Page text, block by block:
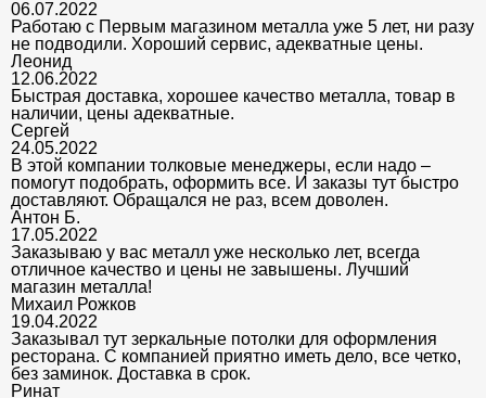
06.07.2022
Работаю с Первым магазином металла уже 5 лет, ни разу
не подводили. Хороший сервис, адекватные цены.
Леонид
12.06.2022
Быстрая доставка, хорошее качество металла, товар в
наличии, цены адекватные.
Сергей
24.05.2022
В этой компании толковые менеджеры, если надо –
помогут подобрать, оформить все. И заказы тут быстро
доставляют. Обращался не раз, всем доволен.
Антон Б.
17.05.2022
Заказываю у вас металл уже несколько лет, всегда
отличное качество и цены не завышены. Лучший
магазин металла!
Михаил Рожков
19.04.2022
Заказывал тут зеркальные потолки для оформления
ресторана. С компанией приятно иметь дело, все четко,
без заминок. Доставка в срок.
Ринат